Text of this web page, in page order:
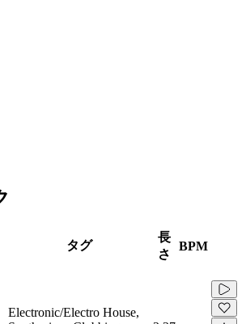
タグ
長
さ
BPM
Electronic/Electro House,